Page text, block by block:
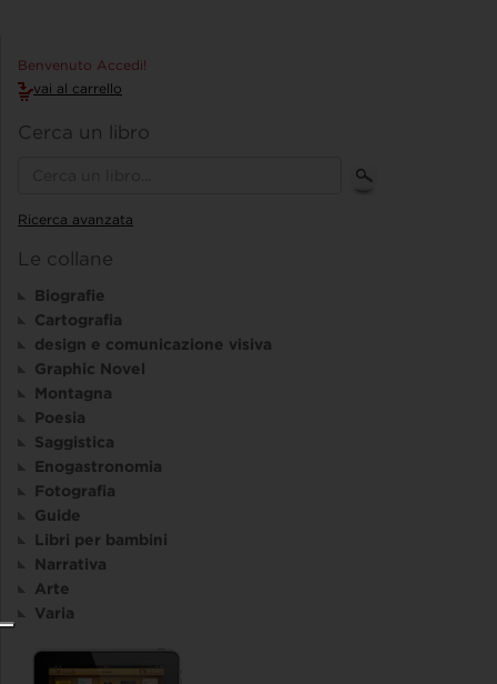
Benvenuto Accedi!
vai al carrello
Cerca un libro
Ricerca avanzata
Le collane
Biografie
Cartografia
design e comunicazione visiva
Graphic Novel
Montagna
Poesia
Saggistica
Enogastronomia
Fotografia
Guide
Libri per bambini
Narrativa
Arte
Varia